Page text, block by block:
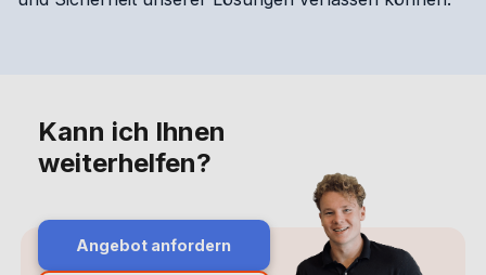
Kann ich Ihnen
weiterhelfen?
Angebot anfordern